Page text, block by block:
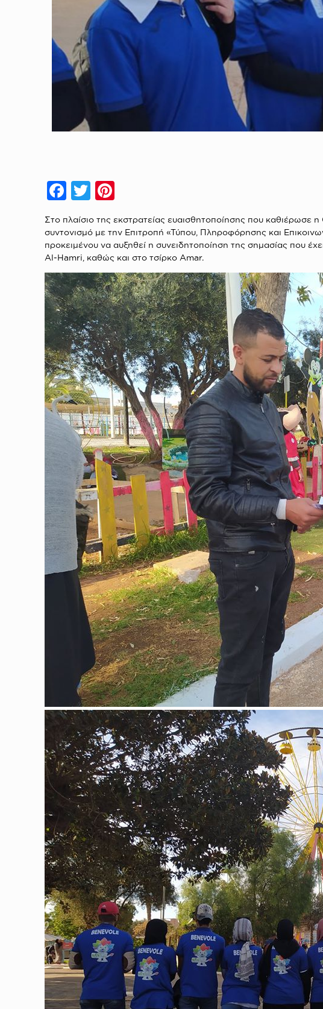
Facebook
Twitter
Στο πλαίσιο της εκστρατείας ευαισθητοποίησης που
συντονισμό με την Επιτροπή «Τύπου, Πληροφόρησης και
προκειμένου να αυξηθεί η συνειδητοποίηση της σημασίας που
Al-Hamri, καθώς και στο τσίρκο Amar.